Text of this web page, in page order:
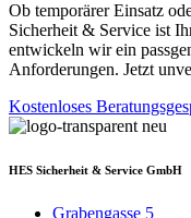
Ob temporärer Einsatz
Sicherheit & Service ist
entwickeln wir ein
Anforderungen. Jetzt
Kostenloses
HES Sicherheit & Service GmbH
Grabengasse 5